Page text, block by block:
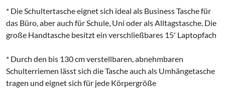
* Die Schultertasche eignet sich ideal als Business Tasche für
das Büro, aber auch für Schule, Uni oder als Alltagstasche. Die
große Handtasche besitzt ein verschließbares 15' Laptopfach
* Durch den bis 130 cm verstellbaren, abnehmbaren
Schulterriemen lässt sich die Tasche auch als Umhängetasche
tragen und eignet sich für jede Körpergröße